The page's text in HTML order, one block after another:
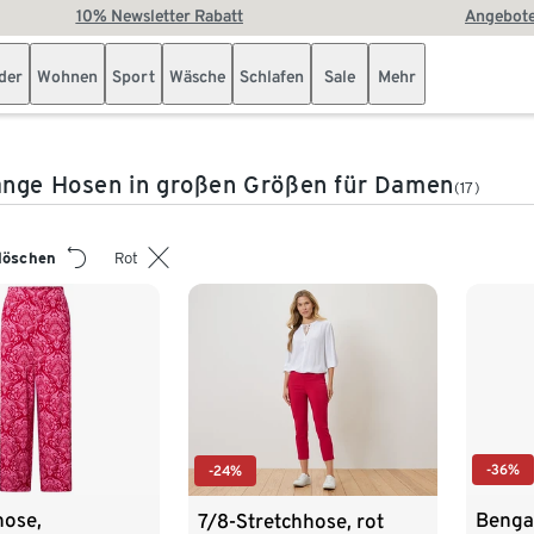
10% Newsletter Rabatt
Wohnen Sport Wäsche Schlafen Sale Mehr
Hosen in großen Größen für Damen(17)
Rot
-24%
7/8-Stretchhose, rot
-36%